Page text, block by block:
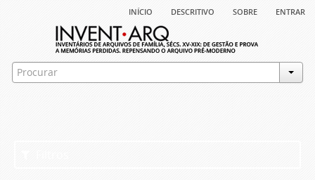
início descritivo sobre entrar